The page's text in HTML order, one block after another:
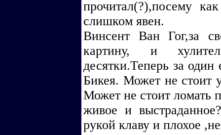
прочитал(?),посему
слишком явен.
Винсент Ван Гог,за
картину, и
десятки.Теперь за
Бикея. Может не стоит
Может не стоит ломать
живое и
рукой клаву и плохое